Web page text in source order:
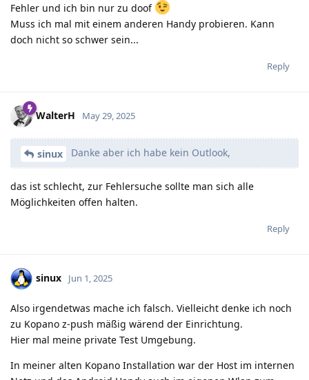
Fehler und ich bin nur zu doof
Muss ich mal mit einem anderen Handy probieren. Kann
doch nicht so schwer sein...
Reply
WalterH May 29, 2025
sinux Danke aber ich habe kein Outlook,
das ist schlecht, zur Fehlersuche sollte man sich alle
Möglichkeiten offen halten.
Reply
sinux Jun 1, 2025
Also irgendetwas mache ich falsch. Vielleicht denke ich noch
zu Kopano z-push mäßig wärend der Einrichtung.
Hier mal meine private Test Umgebung.
In meiner alten Kopano Installation war der Host im internen